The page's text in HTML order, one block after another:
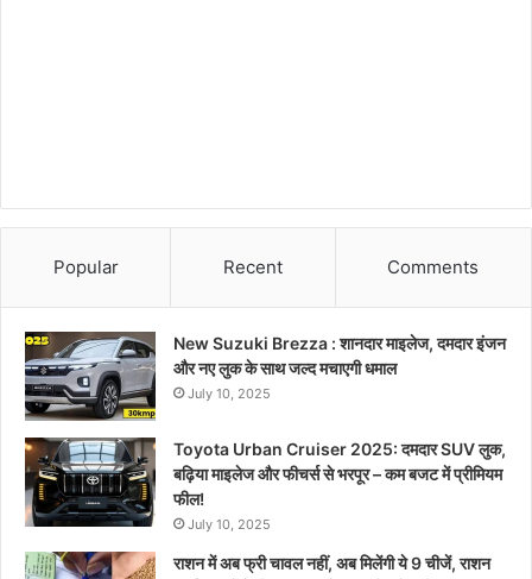
Popular Recent Comments
New Suzuki Brezza : शानदार माइलेज, दमदार इंजन
और नए लुक के साथ जल्द मचाएगी धमाल
July 10, 2025
Toyota Urban Cruiser 2025: दमदार SUV लुक,
बढ़िया माइलेज और फीचर्स से भरपूर – कम बजट में प्रीमियम
फील!
July 10, 2025
राशन में अब फ्री चावल नहीं, अब मिलेंगी ये 9 चीजें, राशन